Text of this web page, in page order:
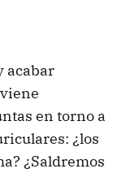
acabar
en torno a
¿los
¿Saldremos